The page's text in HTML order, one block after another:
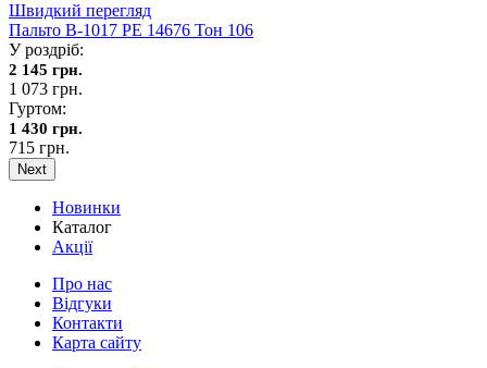
Швидкий перегляд
Пальто В-1017 PE 14676 Тон 106
У роздріб:
2 145 грн.
1 073 грн.
Гуртом:
1 430 грн.
715 грн.
Next
Новинки
Каталог
Акції
Про нас
Відгуки
Контакти
Карта сайту